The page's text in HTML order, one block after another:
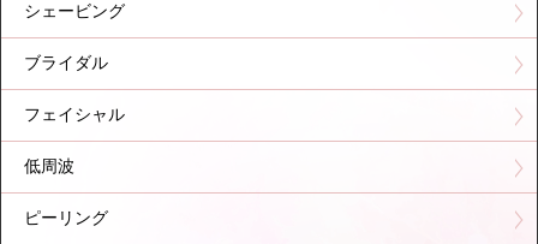
シェービング
ブライダル
フェイシャル
低周波
ピーリング